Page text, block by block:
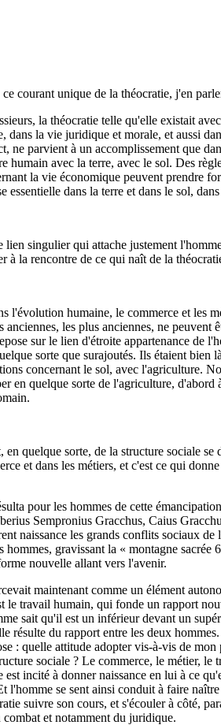
courant unique de la théocratie, j'en
la théocratie telle qu'elle existait
dans la vie juridique et morale, et aussi
ne parvient à un accomplissement que
humain avec la terre, avec le sol. Des
la vie économique peuvent prendre
essentielle dans la terre et dans le sol,
lien singulier qui attache justement
à la rencontre de ce qui naît de la
l'évolution humaine, le commerce et les
les plus anciennes, ne peuvent
sur le lien d'étroite appartenance de
sorte que surajou­tés. Ils étaient bien
concernant le sol, avec l'agriculture.
en quelque sorte de l'agriculture,
quelque sorte, de la structure sociale
et dans les métiers, et c'est ce qui
pour les hommes de cette
Sempronius Gracchus, Caius
naissance les grands conflits sociaux
hommes, gravissant la « mon­tagne
nouvelle allant vers l'avenir.
maintenant comme un élément
le travail humain, qui fonde un rapport
sait qu'il est un inférieur devant un
résulte du rapport entre les deux
: quelle attitude adopter vis-à-vis de
sociale ? Le commerce, le métier, le
est incité à donner naissance en lui à ce
l'homme se sent ainsi conduit à faire
suivre son cours, et s'écouler à côté,
et notamment du juridique.